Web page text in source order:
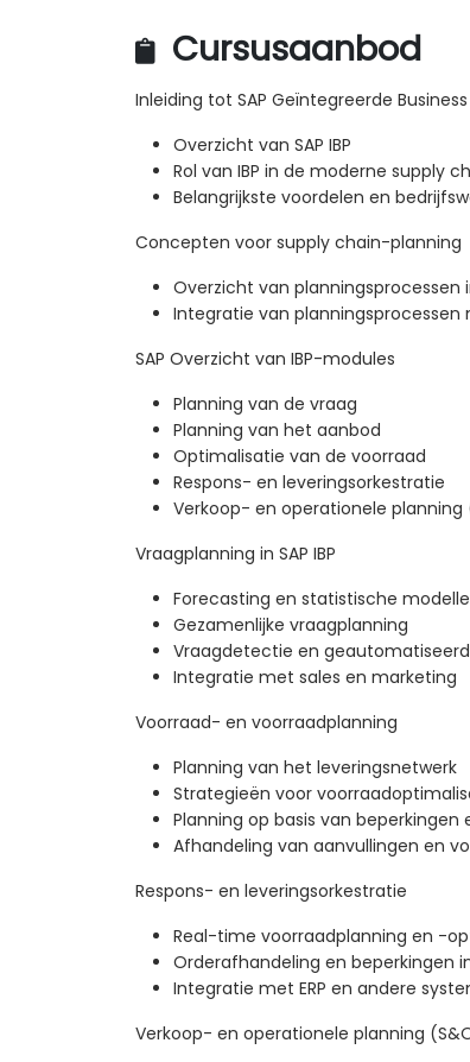
Cursusaanbod
Inleiding tot SAP Geïntegreerde
Overzicht van SAP IBP
Rol van IBP in de moderne supply
Belangrijkste voordelen en
Concepten voor supply chain-planning
Overzicht van planningsprocessen
Integratie van planningsprocessen
SAP Overzicht van IBP-modules
Planning van de vraag
Planning van het aanbod
Optimalisatie van de voorraad
Respons- en leveringsorkestratie
Verkoop- en operationele planning
Vraagplanning in SAP IBP
Forecasting en statistische
Gezamenlijke vraagplanning
Vraagdetectie en
Integratie met sales en marketing
Voorraad- en voorraadplanning
Planning van het leveringsnetwerk
Strategieën voor
Planning op basis van
Afhandeling van aanvullingen en
Respons- en leveringsorkestratie
Real-time voorraadplanning en -
Orderafhandeling en beperkingen
Integratie met ERP en andere
Verkoop- en operationele planning